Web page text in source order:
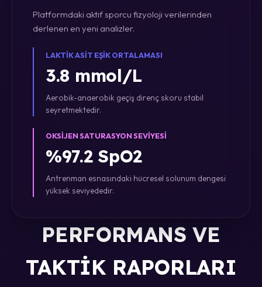
Platformdaki aktif sporcu fizyoloji verilerinden
derlenen en yeni analizler.
LAKTIK ASIT EŞIK ORTALAMASI
3.8 mmol/L
Aerobik-anaerobik geçiş direnç skoru stabil
seyretmektedir.
OKSIJEN SATURASYON SEVIYESI
%97.2 SpO2
Antrenman esnasındaki hücresel solunum dengesi
yüksek seviyededir.
PERFORMANS VE
TAKTIK RAPORLARI